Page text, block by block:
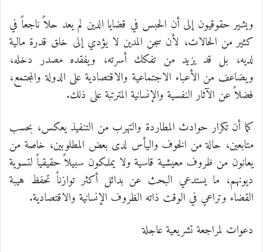
ويشير حقوقيون إلى أن الحبس في قضايا الدين لم يعد حلاً ناجعاً في
كثير من الحالات، لأن سجن المدين لا يؤدي إلى خلق قدرة مالية
لديه، بل قد يزيد من تفكك أسرته، ويفقده مصدر دخله،
ويضاعف من الأعباء الاجتماعية والاقتصادية على الدولة والمجتمع،
فضلاً عن الآثار النفسية والإنسانية المترتبة على ذلك.
كما أن تكرار حوادث المطاردة والتهرب من التنفيذ يعكس، بحسب
متابعين، حالة من الخوف واليأس لدى بعض المطلوبين، خاصة من
يعانون من ظروف معيشية قاسية ولا يملكون سبيلاً حقيقياً لتسوية
ديونهم، ما يستدعي البحث عن بدائل أكثر توازناً تحفظ هيبة
القضاء وتراعي في الوقت ذاته الظروف الإنسانية والاقتصادية.
دعوات لمراجعة تشريعية عاجلة